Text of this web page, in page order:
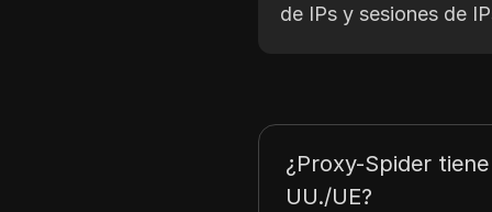
de IPs y sesiones de
¿Proxy-Spider
UU./UE?